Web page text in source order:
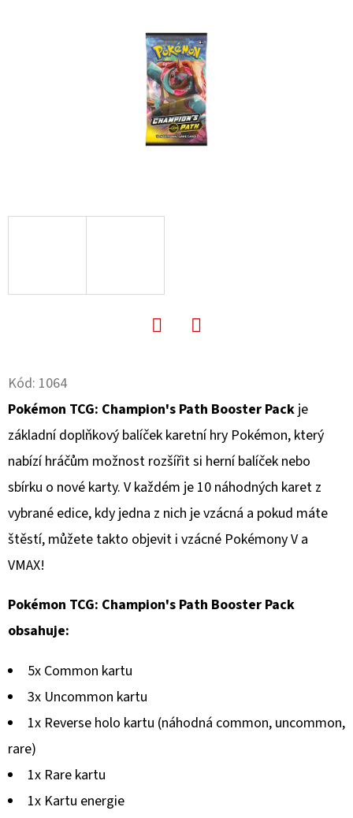
Kód: 1064
Pokémon TCG: Champion's Path Booster Pack je
základní doplňkový balíček karetní hry Pokémon, který
nabízí hráčům možnost rozšířit si herní balíček nebo
sbírku o nové karty. V každém je 10 náhodných karet z
vybrané edice, kdy jedna z nich je vzácná a pokud máte
štěstí, můžete takto objevit i vzácné Pokémony V a
VMAX!
Pokémon TCG: Champion's Path Booster Pack
obsahuje:
5x Common kartu
3x Uncommon kartu
1x Reverse holo kartu (náhodná common, uncommon,
rare)
1x Rare kartu
1x Kartu energie
?
D
O
P
R
U
Č
U
J
E
M
E
POKÉMON
ME05
BLACK
ELITE
BOX
1